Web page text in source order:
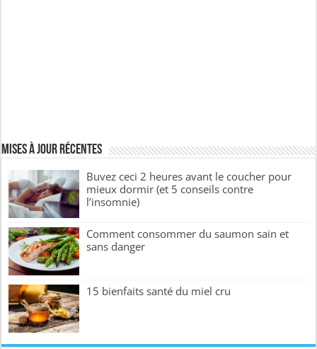
Mises à jour récentes
Buvez ceci 2 heures avant le coucher pour
mieux dormir (et 5 conseils contre
l’insomnie)
Comment consommer du saumon sain et
sans danger
15 bienfaits santé du miel cru